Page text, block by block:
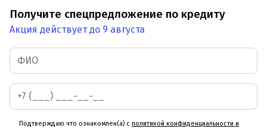
Получите спецпредложение по кредиту
Акция действует до 9 августа
Подтверждаю что ознакомлен(а) с политикой конфиденциальности и